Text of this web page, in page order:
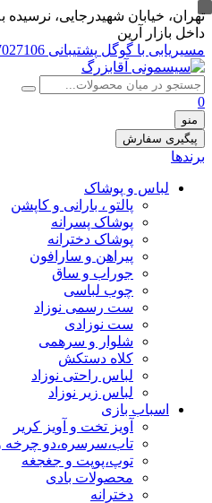
تهران، خيابان شهيدرجايى، نرسیده
داخل بازار آرین
مسیریابی با گوگل پشتیبانی 09367027106
0
منو
پیگیری سفارش
برندها
لباس و پوشاک
پالتو ، بارانی و کاپشن
پوشاک پسرانه
پوشاک دخترانه
پیراهن و سارافون
جوراب و ساق
چوب لباسی
ست رسمی نوزاد
ست نوزادی
شلوار و سرهمی
کلاه دستکش
لباس راحتی نوزاد
لباس زیر نوزاد
اسباب بازی
آویز تخت و آویز کریر
تاب،سرسره،دو
توپ،پوپت و جغجغه
محصولات بادی
دخترانه